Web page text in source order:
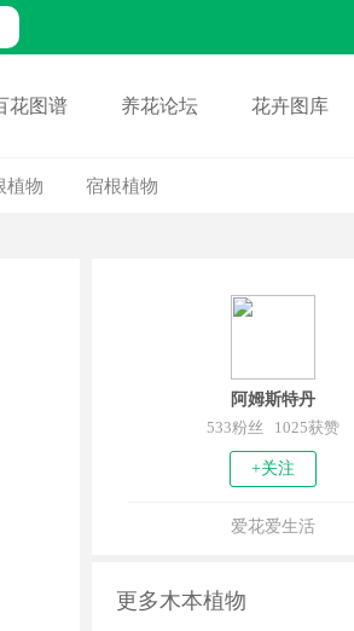
花图谱 养花论坛 花卉图库
植物 宿根植物
阿姆斯特丹
533粉丝 1025获赞
+关注
爱花爱生活
更多木本植物